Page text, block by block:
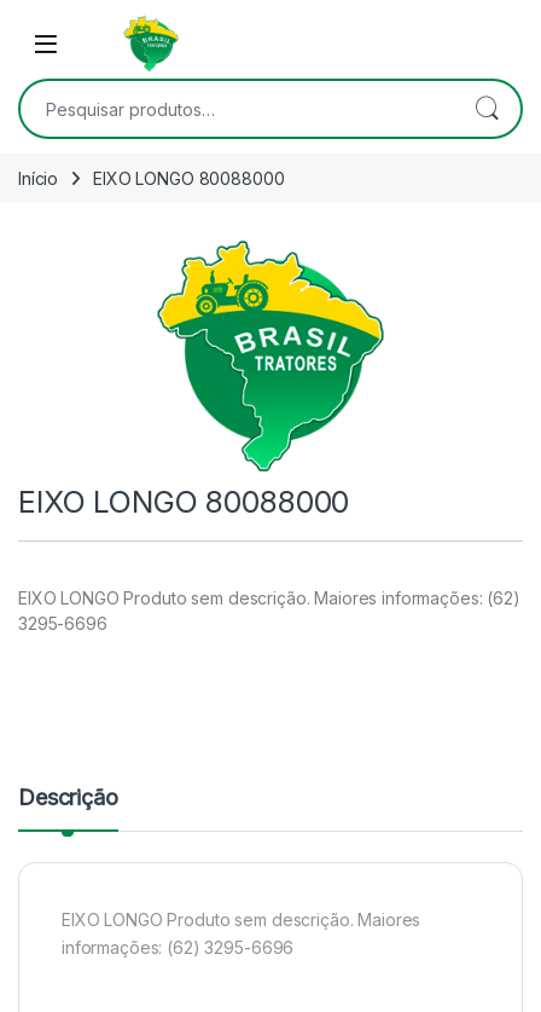
Skip to navigation
Open
Pesquisar por:
Início EIXO LONGO 80088000
EIXO LONGO 80088000
EIXO LONGO Produto sem descrição. Maiores informações: (62)
3295-6696
Descrição
EIXO LONGO Produto sem descrição. Maiores
informações: (62) 3295-6696